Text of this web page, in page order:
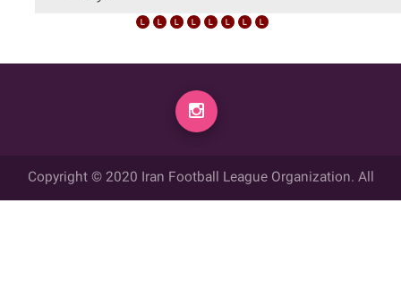
Copyright © 2020 Iran Football League Organization. All